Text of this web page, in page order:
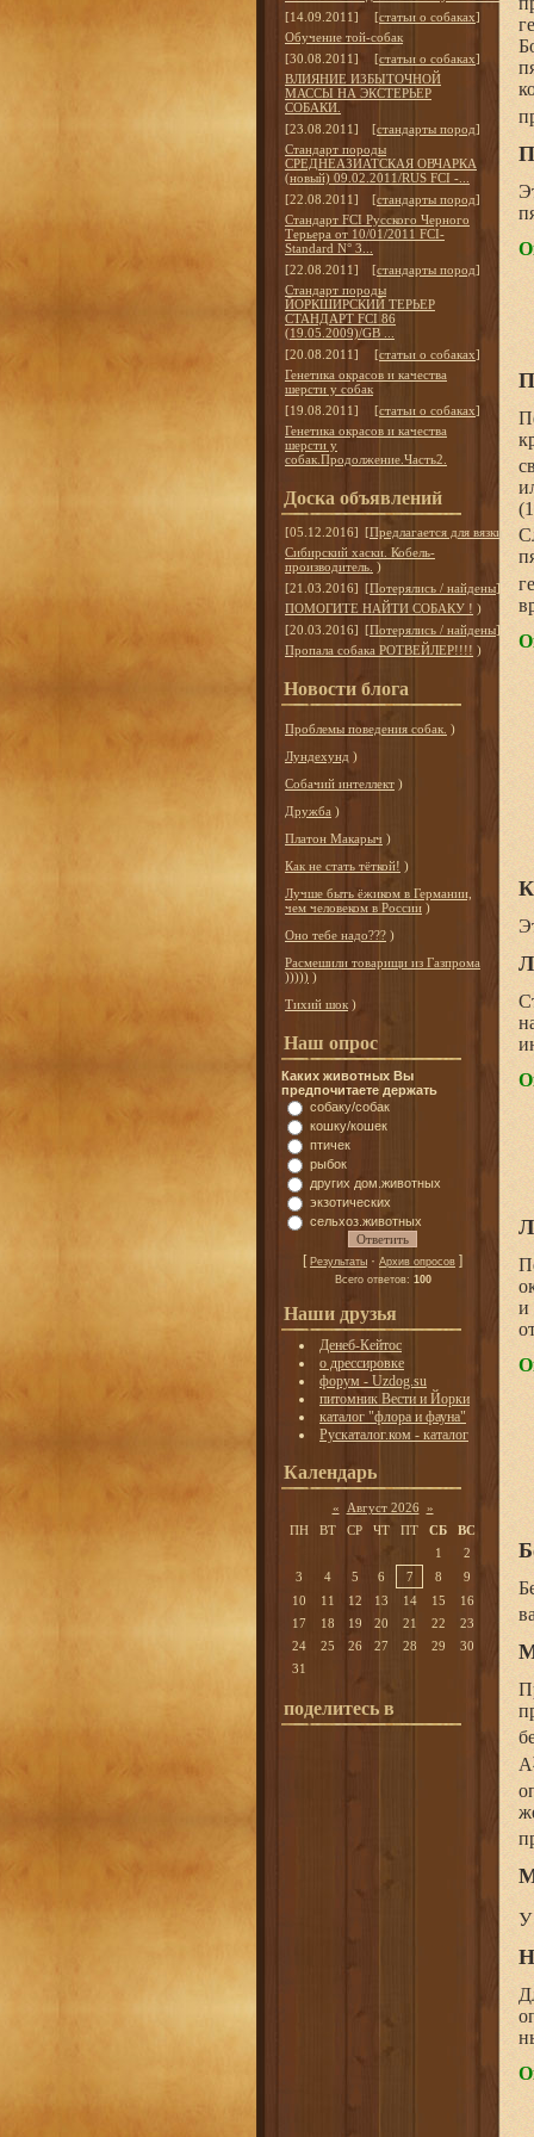
[14.09.2011]
[статьи о собаках]
Обучение той-собак
[30.08.2011]
[статьи о собаках]
ВЛИЯНИЕ ИЗБЫТОЧНОЙ
МАССЫ НА ЭКСТЕРЬЕР
СОБАКИ.
[23.08.2011]
[стандарты пород]
Стандарт породы
СРЕДНЕАЗИАТСКАЯ ОВЧАРКА
(новый) 09.02.2011/RUS FCI -...
[22.08.2011]
[стандарты пород]
Стандарт FCI Русского Черного
Терьера от 10/01/2011 FCI-
Standard N° 3...
[22.08.2011]
[стандарты пород]
Стандарт породы
ЙОРКШИРСКИЙ ТЕРЬЕР
СТАНДАРТ FCI 86
(19.05.2009)/GB ...
[20.08.2011]
[статьи о собаках]
Генетика окрасов и качества
шерсти у собак
[19.08.2011]
[статьи о собаках]
Генетика окрасов и качества
шерсти у
собак.Продолжение.Часть2.
Доска объявлений
[05.12.2016] [Предлагается для вязки
Сибирский хаски. Кобель-
производитель. )
[21.03.2016] [Потерялись / найдены]
ПОМОГИТЕ НАЙТИ СОБАКУ ! )
[20.03.2016] [Потерялись / найдены]
Пропала собака РОТВЕЙЛЕР!!!! )
Новости блога
Проблемы поведения собак. )
Лундехунд )
Собачий интеллект )
Дружба )
Платон Макарыч )
Как не стать тёткой! )
Лучше быть ёжиком в Германии,
чем человеком в России )
Оно тебе надо??? )
Расмешили товарищи из Газпрома
))))) )
Тихий шок )
Наш опрос
Каких животных Вы
предпочитаете держать
собаку/собак
кошку/кошек
птичек
рыбок
других дом.животных
экзотических
сельхоз.животных
[ Результаты · Архив опросов ]
Всего ответов: 100
Наши друзья
Денеб-Кейтос
о дрессировке
форум - Uzdog.su
питомник Вести и Йорки
каталог "флора и фауна"
Рускаталог.ком - каталог
Календарь
« Август 2026 »
ПН
ВТ СР ЧТ ПТ СБ
ВС
1
2
3
4 5 6 7 8
9
10
11 12 13 14 15
16
17
18 19 20 21 22
23
24
25 26 27 28 29
30
31
поделитесь в
и
A
У